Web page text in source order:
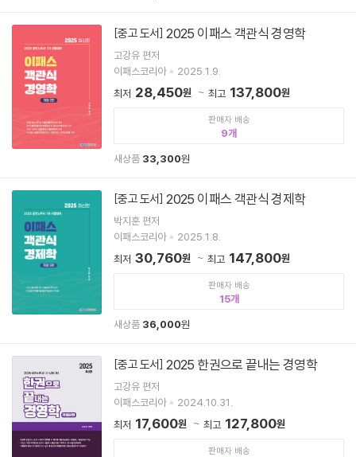
[중고 도서] 2025 이패스 객관식 경영학
고강유 편저
이패스코리아
2025.1.9.
최저 28,450원 최고 137,800원
판매자 배송
9
새상품 33,300원
[중고 도서] 2025 이패스 객관식 경제학
박지훈 편저
이패스코리아
2025.1.8.
최저 30,760원 최고 147,800원
판매자 배송
15
새상품 36,000원
[중고 도서] 2025 한권으로 끝내는 경영학
고강유 편저
이패스코리아
2024.10.31.
최저 17,600원 최고 127,800원
판매자 배송